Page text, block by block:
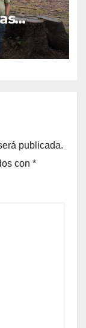
esta
publicada.
con *